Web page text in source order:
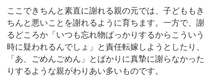
ここできちんと素直に謝れる親の元では、子どももき
ちんと悪いことを謝れるように育ちます。一方で、謝
るどころか「いつも忘れ物ばっかりするからこういう
時に疑われるんでしょ」と責任転嫁しようとしたり、
「あ、ごめんごめん」とばかりに真摯に謝らなかった
りするような親がわりあい多いものです。